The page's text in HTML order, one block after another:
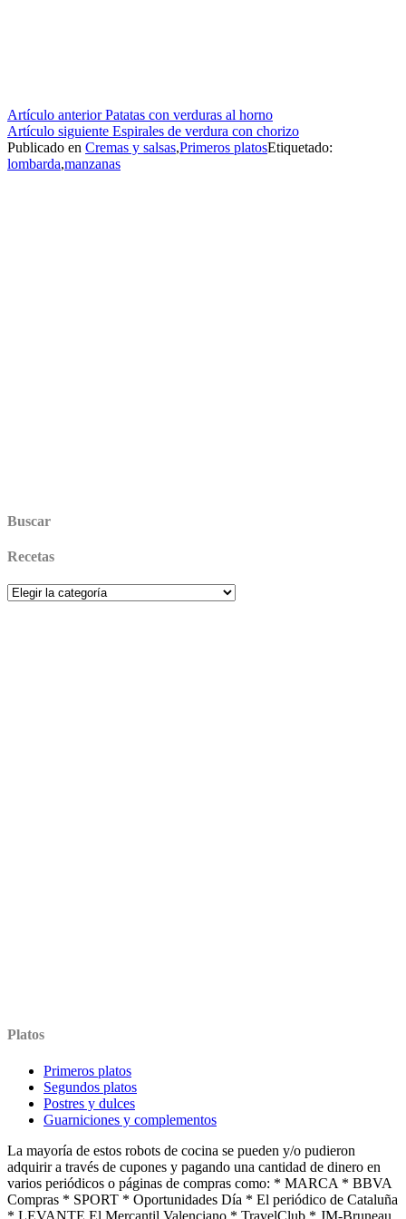
Seguir
leyendo
Artículo anteriorPatatas con verduras al horno
Artículo siguiente Espirales de verdura con chorizo
Publicado en Cremas y salsas,Primeros platosEtiquetado:
lombarda,manzanas
Buscar
Recetas
Recetas
Platos
Primeros platos
Segundos platos
Postres y dulces
Guarniciones y complementos
La mayoría de estos robots de cocina se pueden y/o pudieron
adquirir a través de cupones y pagando una cantidad de dinero en
varios periódicos o páginas de compras como: * MARCA * BBVA
Compras * SPORT * Oportunidades Día * El periódico de Cataluña
* LEVANTE El Mercantil Valenciano * TravelClub * JM-Bruneau